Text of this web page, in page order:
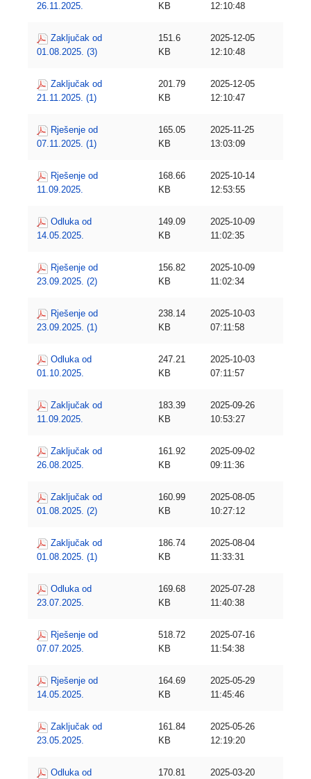
26.11.2025.
KB
12:10:48
Zaključak od
01.08.2025. (3)
151.6
KB
2025-12-05
12:10:48
Zaključak od
21.11.2025. (1)
201.79
KB
2025-12-05
12:10:47
Rješenje od
07.11.2025. (1)
165.05
KB
2025-11-25
13:03:09
Rješenje od
11.09.2025.
168.66
KB
2025-10-14
12:53:55
Odluka od
14.05.2025.
149.09
KB
2025-10-09
11:02:35
Rješenje od
23.09.2025. (2)
156.82
KB
2025-10-09
11:02:34
Rješenje od
23.09.2025. (1)
238.14
KB
2025-10-03
07:11:58
Odluka od
01.10.2025.
247.21
KB
2025-10-03
07:11:57
Zaključak od
11.09.2025.
183.39
KB
2025-09-26
10:53:27
Zaključak od
26.08.2025.
161.92
KB
2025-09-02
09:11:36
Zaključak od
01.08.2025. (2)
160.99
KB
2025-08-05
10:27:12
Zaključak od
01.08.2025. (1)
186.74
KB
2025-08-04
11:33:31
Odluka od
23.07.2025.
169.68
KB
2025-07-28
11:40:38
Rješenje od
07.07.2025.
518.72
KB
2025-07-16
11:54:38
Rješenje od
14.05.2025.
164.69
KB
2025-05-29
11:45:46
Zaključak od
23.05.2025.
161.84
KB
2025-05-26
12:19:20
Odluka od 170.81 2025-03-20